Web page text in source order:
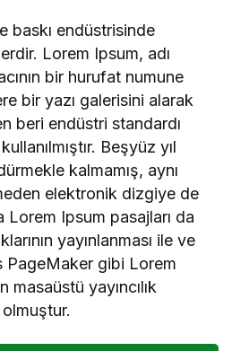
baskı endüstrisinde
Lorem Ipsum, adı
bir hurufat numune
bir yazı galerisini alarak
beri endüstri standardı
Beşyüz yıl
kalmamış, aynı
elektronik dizgiye de
Lorem Ipsum pasajları da
yayınlanması ile ve
PageMaker gibi Lorem
masaüstü yayıncılık
olmuştur.